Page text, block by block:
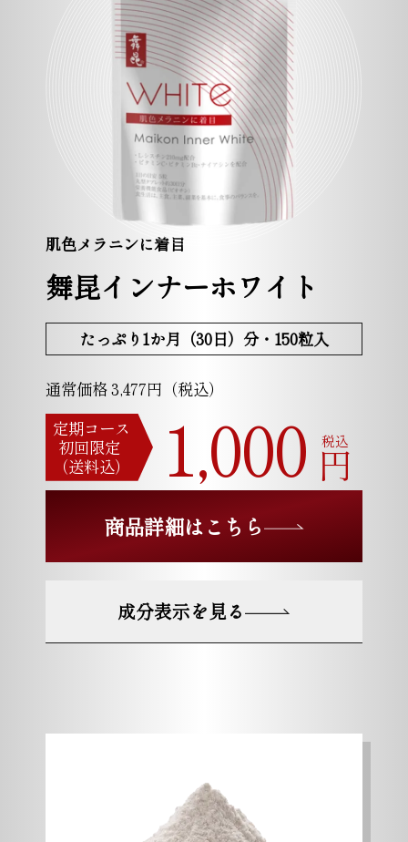
肌色メラニンに着目
舞昆インナーホワイト
たっぷり1か月（30日）分・150粒入
通常価格 3,477円（税込）
定期コース
初回限定
（送料込）
1,000 円
税込
商品詳細はこちら
成分表示を見る